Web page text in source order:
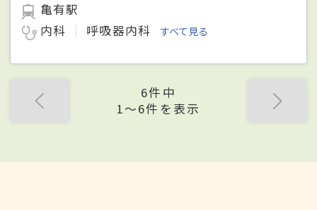
亀有駅
内科
呼吸器内科 すべて見る
6件中
1〜6件を表示